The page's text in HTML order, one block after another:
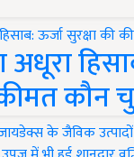
कौन